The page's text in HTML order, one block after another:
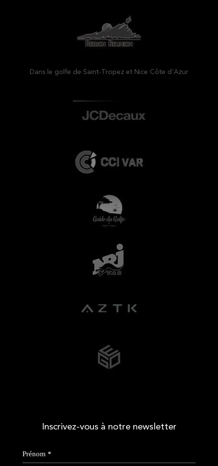
Dans le golfe de Saint-Tropez et Nice Côte d'Azur
Inscrivez-vous à notre newsletter
Prénom *